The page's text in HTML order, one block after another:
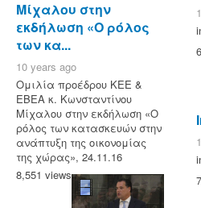
Μίχαλου στην
εκδήλωση «Ο ρόλος
των κα...
10 years ago
Ομιλία προέδρου ΚΕΕ &
ΕΒΕΑ κ. Κωνσταντίνου
Μίχαλου στην εκδήλωση «Ο
ρόλος των κατασκευών στην
ανάπτυξη της οικονομίας
της χώρας», 24.11.16
8,551 views